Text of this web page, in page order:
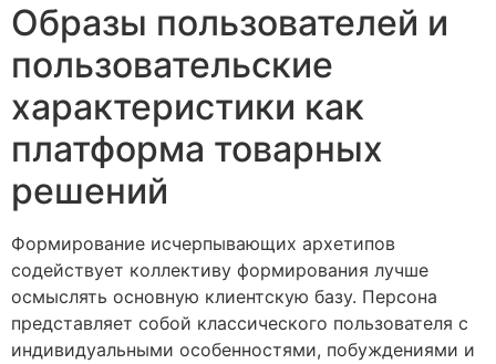
Образы пользователей и
пользовательские
характеристики как
платформа товарных
решений
Формирование исчерпывающих архетипов
содействует коллективу формирования лучше
осмыслять основную клиентскую базу. Персона
представляет собой классического пользователя с
индивидуальными особенностями, побуждениями и